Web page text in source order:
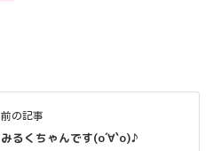
前の記事
みるくちゃんです(о´∀`о)♪